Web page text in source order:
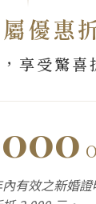
優惠
享受驚喜
有效之新婚證